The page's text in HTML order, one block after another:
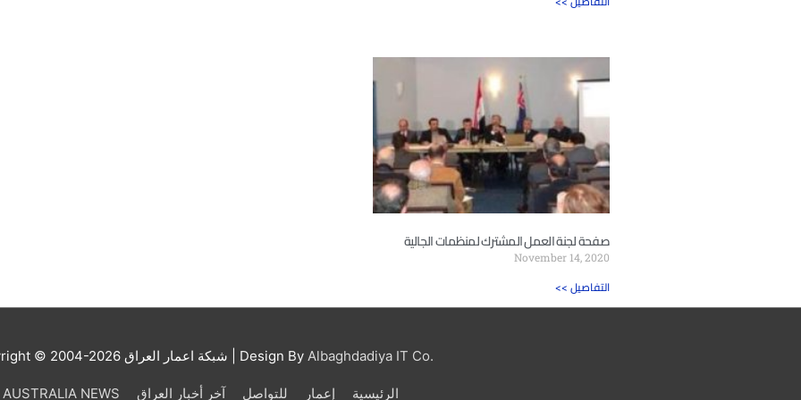
صفحة لجنة العمل المشترك لمنظمات الجالية
November 14, 2020
<< التفاصيل
© 2004-2026 شبكة اعمار العراق | Design By Albaghdadiya IT Co.
AUSTRALIA NEWS آخر أخبار العراق للتواصل إعمار الرئيسية